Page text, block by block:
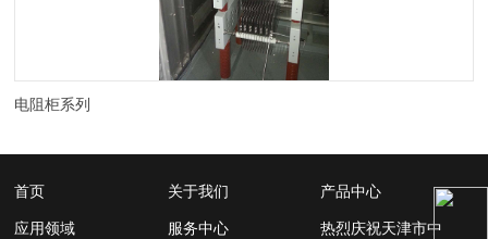
电阻柜系列
首页 关于我们 产品中心
应用领域 服务中心
热烈庆祝天津市中